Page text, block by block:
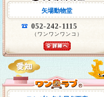
矢場動物堂
052-242-1115
（ワンワンワンコ）